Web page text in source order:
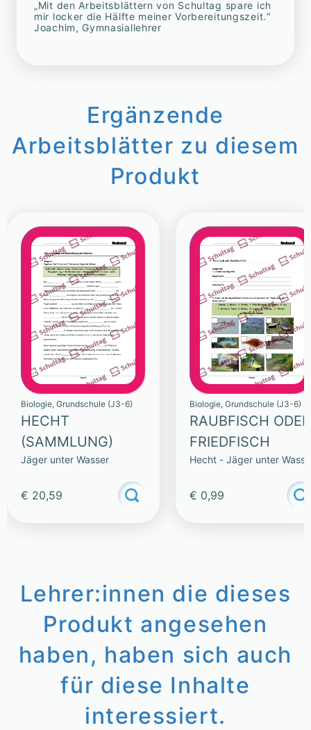
„Mit den Arbeitsblättern von Schultag spare ich
mir locker die Hälfte meiner Vorbereitungszeit.“
Joachim, Gymnasiallehrer
Ergänzende
Arbeitsblätter zu diesem
Produkt
Biologie, Grundschule (J3-6)
HECHT
(SAMMLUNG)
Jäger unter Wasser
€ 20,59
Biologie, Grundschule (J3-6)
RAUBFISCH ODER
FRIEDFISCH
Hecht - Jäger unter
€ 0,99
Lehrer:innen die dieses
Produkt angesehen
haben, haben sich auch
für diese Inhalte
interessiert.